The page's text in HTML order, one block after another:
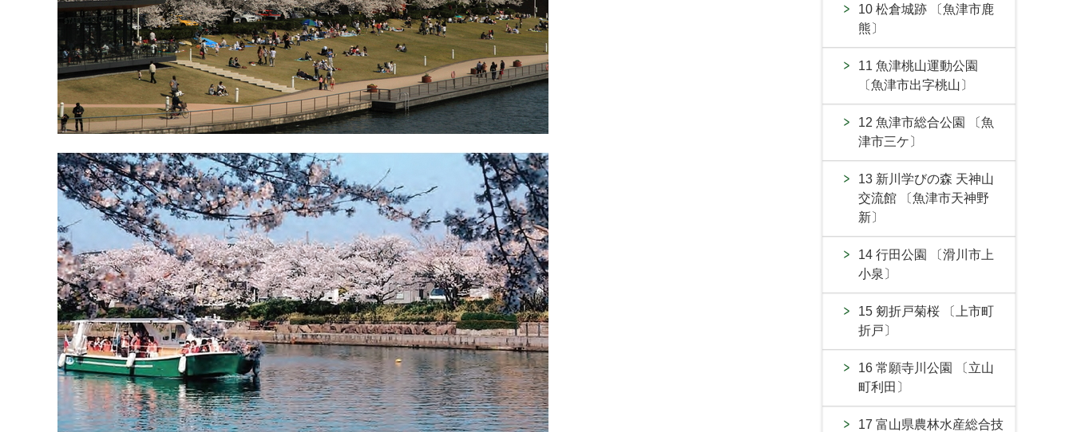
10 松倉城跡 〔魚津市鹿
熊〕
11 魚津桃山運動公園
〔魚津市出字桃山〕
12 魚津市総合公園 〔魚
津市三ケ〕
13 新川学びの森 天神山
交流館 〔魚津市天神野
新〕
14 行田公園 〔滑川市上
小泉〕
15 剱折戸菊桜 〔上市町
折戸〕
16 常願寺川公園 〔立山
町利田〕
17 富山県農林水産総合技